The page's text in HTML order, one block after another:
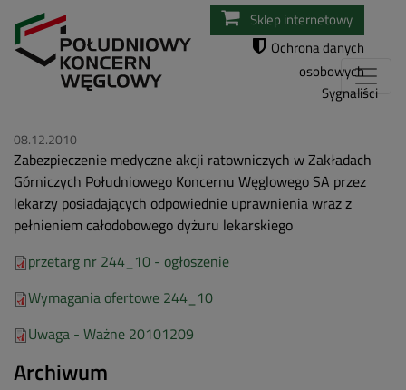
Przejdź
do
Sklep internetowy
Ochrona danych
osobowych
Sygnaliści
08.12.2010
Zabezpieczenie medyczne akcji ratowniczych w Zakładach
Górniczych Południowego Koncernu Węglowego SA przez
lekarzy posiadających odpowiednie uprawnienia wraz z
pełnieniem całodobowego dyżuru lekarskiego
przetarg nr 244_10 - ogłoszenie
Wymagania ofertowe 244_10
Uwaga - Ważne 20101209
Archiwum